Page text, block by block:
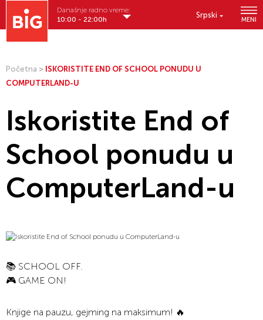
Srpski
MENI
Današnje radno vreme:
10:00 - 22:00h
Početna > ISKORISTITE END OF SCHOOL PONUDU U
COMPUTERLAND-U
Iskoristite End of
School ponudu u
ComputerLand-u
📚 SCHOOL OFF.
🎮 GAME ON!
Knjige na pauzu, gejming na maksimum! 🔥